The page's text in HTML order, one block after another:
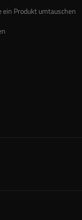
ein Produkt umtauschen